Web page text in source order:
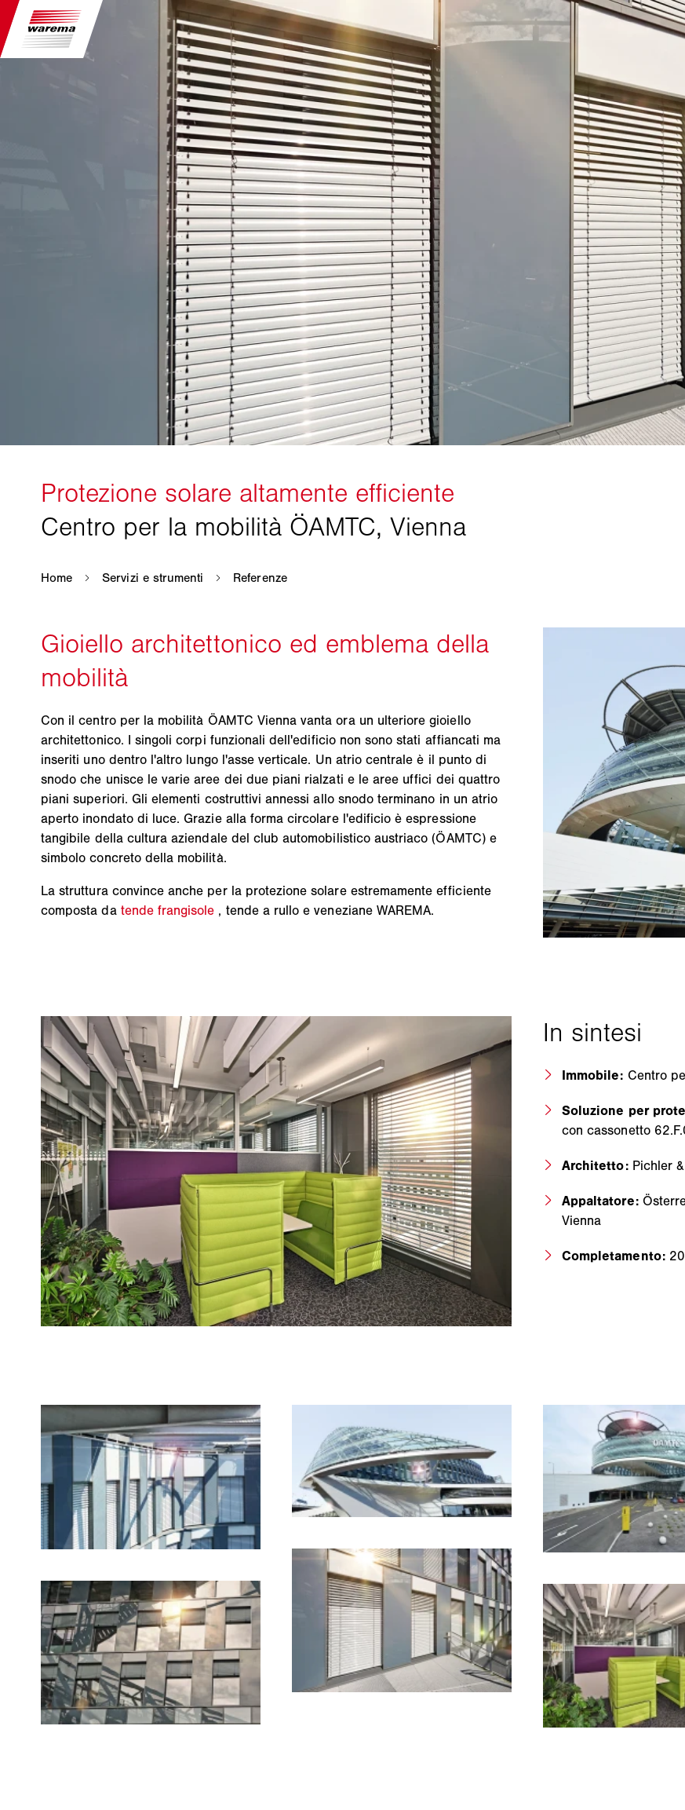
Con il centro per la mobilità ÖAMTC Vienna vanta ora un ulteriore gioiello
architettonico. I singoli corpi funzionali dell'edificio non sono stati affiancati ma
inseriti uno dentro l'altro lungo l'asse verticale. Un atrio centrale è il punto di
snodo che unisce le varie aree dei due piani rialzati e le aree uffici dei quattro
piani superiori. Gli elementi costruttivi annessi allo snodo terminano in un atrio
aperto inondato di luce. Grazie alla forma circolare l'edificio è espressione
tangibile della cultura aziendale del club automobilistico austriaco (ÖAMTC) e
simbolo concreto della mobilità.
La struttura convince anche per la protezione solare estremamente efficiente
composta da tende frangisole , tende a rullo e veneziane WAREMA.
Immobile: Centro
Soluzione per
con cassonetto
Architetto: Pichler
Appaltatore:
Vienna
Completamento: